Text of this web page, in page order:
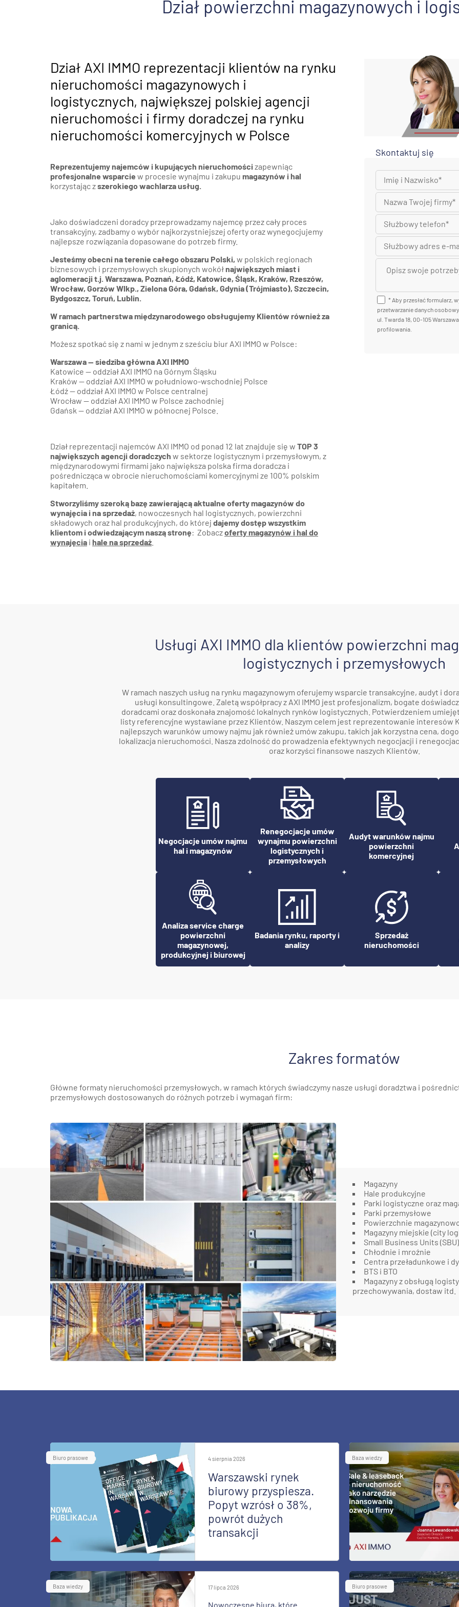
produkcyjnych
AXI IMMO
Poznań i okolice
Kraków i okolice
Gdańsk i okolice
Szczecin i okolice
Dział powierzchni magazynowych i
Dział AXI IMMO reprezentacji klientów na rynku
nieruchomości magazynowych i
logistycznych, największej polskiej agencji
nieruchomości i firmy doradczej na rynku
nieruchomości komercyjnych w Polsce
Reprezentujemy najemców i kupujących nieruchomościzapewniąc
profesjonalne wsparcie w procesie wynajmu i zakupu magazynów i hal
korzystając zszerokiego wachlarza usług.
Jako doświadczeni doradcy przeprowadzamy najemcę przez cały proces
transakcyjny, zadbamy o wybór najkorzystniejszej oferty oraz wynegocjujemy
najlepsze rozwiązania dopasowane do potrzeb firmy.
Jesteśmy obecni na terenie całego obszaru Polski, w polskich regionach
biznesowych i przemysłowych skupionych wokółnajwiększych miast i
aglomeracji t.j. Warszawa, Poznań, Łódź, Katowice, Śląsk, Kraków, Rzeszów,
Wrocław, Gorzów Wlkp., Zielona Góra, Gdańsk, Gdynia (Trójmiasto), Szczecin,
Bydgoszcz, Toruń, Lublin.
W ramach partnerstwa międzynarodowego obsługujemy Klientów również za
granicą.
Możesz spotkać się z nami w jednym z sześciu biur AXI IMMO w Polsce:
Warszawa — siedziba główna AXI IMMO
Katowice — oddział AXI IMMO na Górnym Śląsku
Kraków — oddział AXI IMMO w południowo-wschodniej Polsce
Łódź — oddział AXI IMMO w Polsce centralnej
Wrocław — oddział AXI IMMO w Polsce zachodniej
Gdańsk — oddział AXI IMMO w północnej Polsce.
Dział reprezentacji najemców AXI IMMO od ponad 12 lat znajduje się w TOP 3
największych agencji doradczych w sektorze logistycznym i przemysłowym, z
międzynarodowymi firmami jako największa polska firma doradcza i
pośrednicząca w obrocie nieruchomościami komercyjnymi ze 100% polskim
kapitałem.
Stworzyliśmy szeroką bazę zawierającą aktualne oferty magazynów do
wynajęcia i na sprzedaż, nowoczesnych hal logistycznych, powierzchni
składowych oraz hal produkcyjnych, do której dajemy dostęp wszystkim
klientom i odwiedzającym naszą stronę: Zobaczoferty magazynów i hal do
wynajęcia i hale na sprzedaż
Skontaktuj się
* Aby przesłać formularz,
przetwarzanie danych
ul. Twarda 18, 00-105
profilowania.
Usługi AXI IMMO dla klientów powierzchni
logistycznych i przemysłowych
W ramach naszych usług na rynku magazynowym oferujemy wsparcie transakcyjne, audyt i
usługi konsultingowe. Zaletą współpracy z AXI IMMO jest profesjonalizm, bogate
doradcami oraz doskonała znajomość lokalnych rynków logistycznych. Potwierdzeniem
listy referencyjne wystawiane przez Klientów. Naszym celem jest reprezentowanie interesów
najlepszych warunków umowy najmu jak również umów zakupu, takich jak korzystna cena,
lokalizacja nieruchomości. Nasza zdolność do prowadzenia efektywnych negocjacji i
oraz korzyści finansowe naszych Klientów.
Negocjacje umów najmu
hal i magazynów
Renegocjacje umów
wynajmu powierzchni
logistycznych i
przemysłowych
Audyt warunków najmu
powierzchni
komercyjnej
Analiza service charge
powierzchni
magazynowej,
produkcyjnej i biurowej
Badania rynku, raporty i
analizy
Sprzedaż
nieruchomości
Zakres formatów
Główne formaty nieruchomości przemysłowych, w ramach których świadczymy nasze usługi doradztwa i
przemysłowych dostosowanych do różnych potrzeb i wymagań firm:
Magazyny
Hale produkcyjne
Parki logistyczne oraz
Parki przemysłowe
Powierzchnie
Magazyny miejskie (city
Small Business Units (SBU)
Chłodnie i mroźnie
Centra przeładunkowe i
BTS i BTO
Magazyny z obsługą
przechowywania, dostaw itd.
Biuro prasowe 4 sierpnia 2026
Warszawski rynek
biurowy przyspiesza.
Popyt wzrósł o 38%,
powrót dużych
transakcji
Baza wiedzy
Baza wiedzy 17 lipca 2026
Nowoczesne biura, które
Biuro prasowe